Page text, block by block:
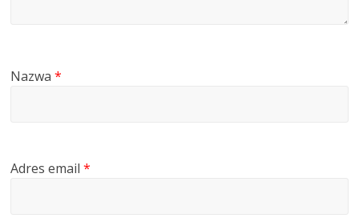
Nazwa*
Adres email*